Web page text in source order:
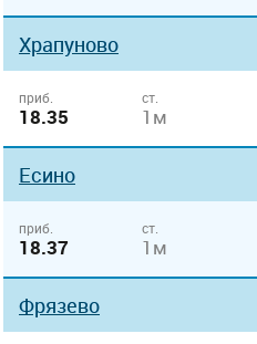
Храпуново
приб.
18.35
ст.
1м
Есино
приб.
18.37
ст.
1м
Фрязево